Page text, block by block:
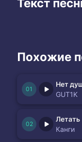
Текст
Похожие
Нет
GUT1K
Летать
Канги